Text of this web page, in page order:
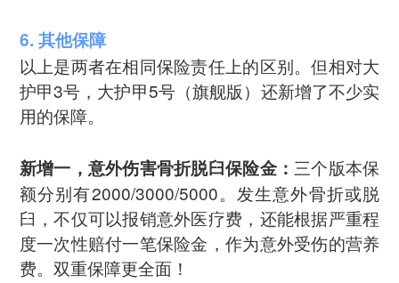
6. 其他保障
以上是两者在相同保险责任上的区别。但相对大
护甲3号，大护甲5号（旗舰版）还新增了不少实
用的保障。
新增一，意外伤害骨折脱臼保险金：三个版本保
额分别有2000/3000/5000。发生意外骨折或脱
臼，不仅可以报销意外医疗费，还能根据严重程
度一次性赔付一笔保险金，作为意外受伤的营养
费。双重保障更全面！